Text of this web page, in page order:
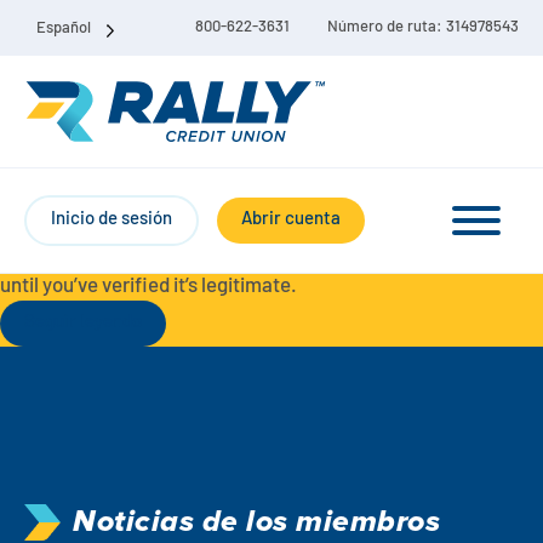
Español 800-622-3631 Número de ruta: 314978543
Inicio de sesión Abrir cuenta
Cuenta corriente Liberty
Ahorro
contact Rally Credit Union using our official phone numbers. If
you receive a letter, email, text message, or other
until you’ve verified it’s legitimate.
Noticias de los miembros